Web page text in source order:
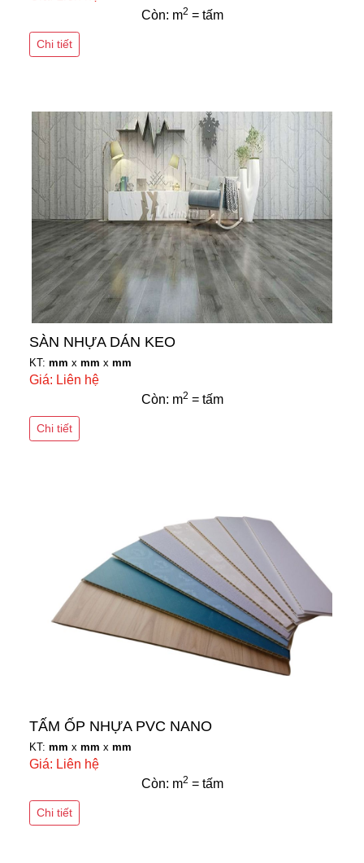
Còn: m2 = tấm
Chi tiết
SÀN NHỰA DÁN KEO
KT: mm x mm x mm
Giá: Liên hệ
Còn: m2 = tấm
Chi tiết
TẤM ỐP NHỰA PVC NANO
KT: mm x mm x mm
Giá: Liên hệ
Còn: m2 = tấm
Chi tiết